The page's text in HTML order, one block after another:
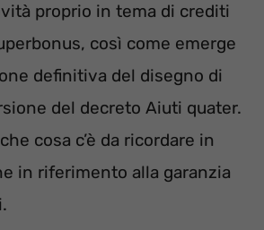
proprio in tema di crediti
così come emerge
definitiva del disegno di
del decreto Aiuti quater.
cosa c’è da ricordare in
in riferimento alla garanzia